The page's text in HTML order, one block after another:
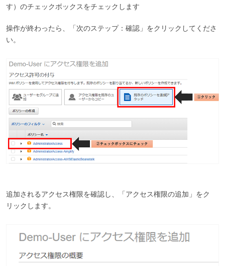
す）のチェックボックスをチェックします
操作が終わったら、「次のステップ：確認」をクリックしてくださ
い。
追加されるアクセス権限を確認し、「アクセス権限の追加」をク
リックします。